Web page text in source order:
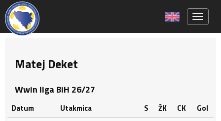
Matej Deket
Wwin liga BiH 26/27
Datum Utakmica S ŽK CK
Gol